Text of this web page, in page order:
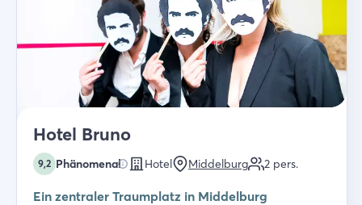
Hotel Bruno
9,2 Phänomenal Hotel Middelburg 2 pers.
Ein zentraler Traumplatz in Middelburg